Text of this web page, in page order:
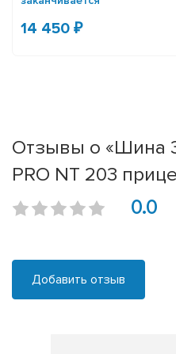
14 450 ₽
Отзывы о «Шина
PRO NT 203
0.0
Добавить отзыв